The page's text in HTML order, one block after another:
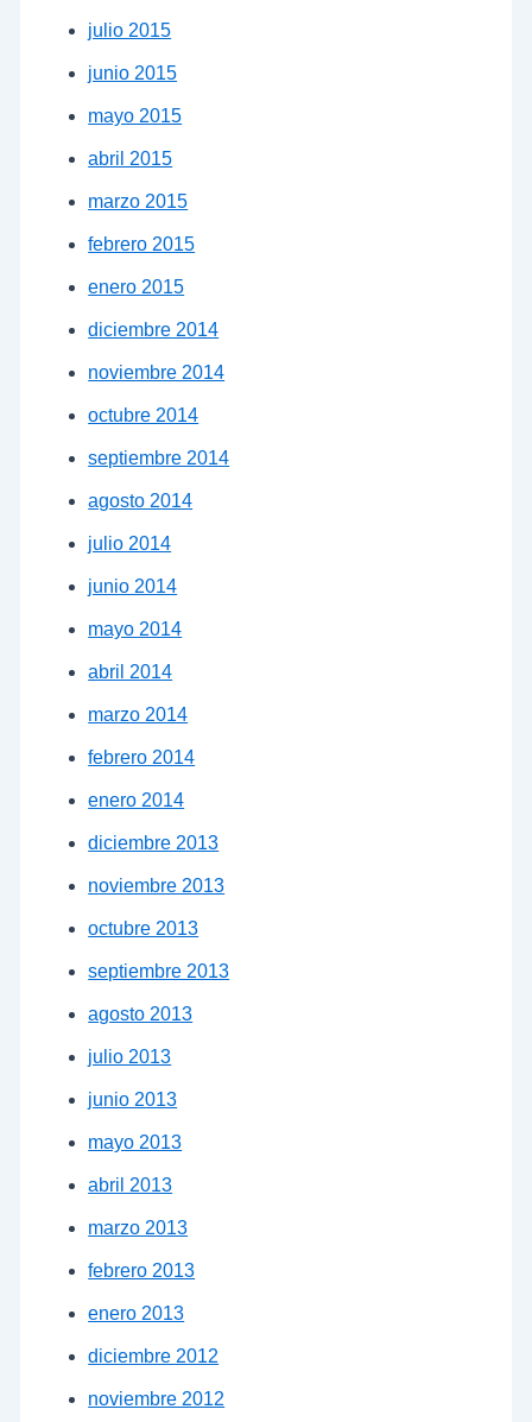
julio 2015
junio 2015
mayo 2015
abril 2015
marzo 2015
febrero 2015
enero 2015
diciembre 2014
noviembre 2014
octubre 2014
septiembre 2014
agosto 2014
julio 2014
junio 2014
mayo 2014
abril 2014
marzo 2014
febrero 2014
enero 2014
diciembre 2013
noviembre 2013
octubre 2013
septiembre 2013
agosto 2013
julio 2013
junio 2013
mayo 2013
abril 2013
marzo 2013
febrero 2013
enero 2013
diciembre 2012
noviembre 2012